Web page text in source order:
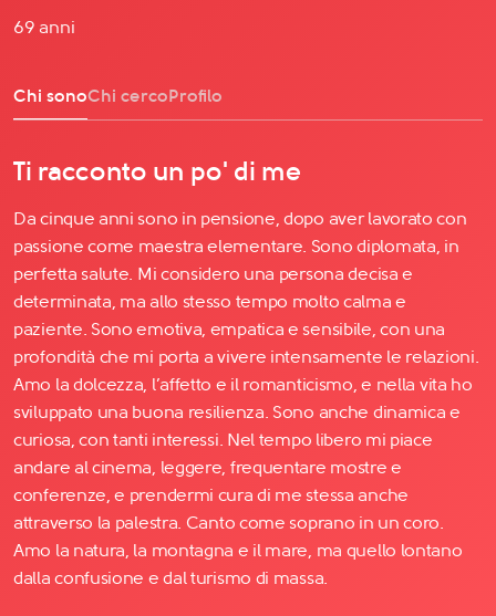
69 anni
Chi sonoChi cercoProfilo
Ti racconto un po' di me
Da cinque anni sono in pensione, dopo aver lavorato con
passione come maestra elementare. Sono diplomata, in
perfetta salute. Mi considero una persona decisa e
determinata, ma allo stesso tempo molto calma e
paziente. Sono emotiva, empatica e sensibile, con una
profondità che mi porta a vivere intensamente le relazioni.
Amo la dolcezza, l’affetto e il romanticismo, e nella vita ho
sviluppato una buona resilienza. Sono anche dinamica e
curiosa, con tanti interessi. Nel tempo libero mi piace
andare al cinema, leggere, frequentare mostre e
conferenze, e prendermi cura di me stessa anche
attraverso la palestra. Canto come soprano in un coro.
Amo la natura, la montagna e il mare, ma quello lontano
dalla confusione e dal turismo di massa.